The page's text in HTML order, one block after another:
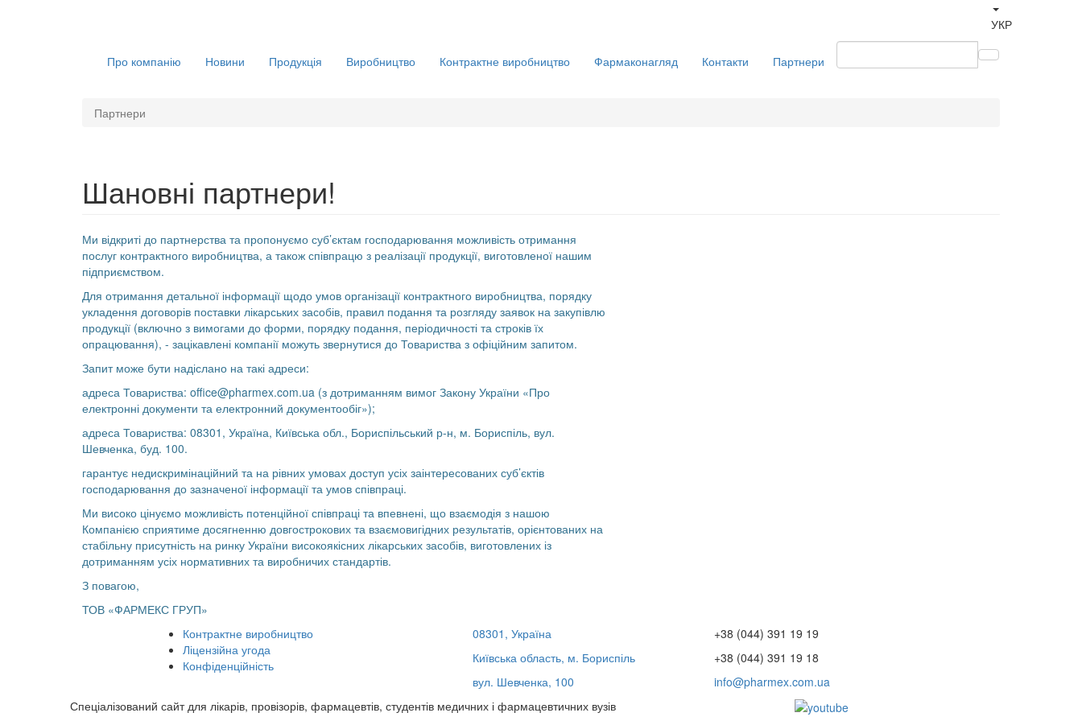
УКР
Про компанію Новини Продукція Виробництво Контрактне виробництво Фармаконагляд Контакти Партнери
Партнери
Шановні партнери!
Ми відкриті до партнерства та пропонуємо суб’єктам господарювання можливість отримання
послуг контрактного виробництва, а також співпрацю з реалізації продукції, виготовленої нашим
підприємством.
Для отримання детальної інформації щодо умов організації контрактного виробництва, порядку
укладення договорів поставки лікарських засобів, правил подання та розгляду заявок на закупівлю
продукції (включно з вимогами до форми, порядку подання, періодичності та строків їх
опрацювання), - зацікавлені компанії можуть звернутися до Товариства з офіційним запитом.
Запит може бути надіслано на такі адреси:
адреса Товариства: office@pharmex.com.ua (з дотриманням вимог Закону України «Про
електронні документи та електронний документообіг»);
адреса Товариства: 08301, Україна, Київська обл., Бориспільський р-н, м. Бориспіль, вул.
Шевченка, буд. 100.
гарантує недискримінаційний та на рівних умовах доступ усіх заінтересованих суб’єктів
господарювання до зазначеної інформації та умов співпраці.
Ми високо цінуємо можливість потенційної співпраці та впевнені, що взаємодія з нашою
Компанією сприятиме досягненню довгострокових та взаємовигідних результатів, орієнтованих на
стабільну присутність на ринку України високоякісних лікарських засобів, виготовлених із
дотриманням усіх нормативних та виробничих стандартів.
З повагою,
ТОВ «ФАРМЕКС ГРУП»
Контрактне виробництво
Ліцензійна угода
Конфіденційність
08301, Україна
Київська область, м. Бориспіль
вул. Шевченка, 100
+38 (044) 391 19 19
+38 (044) 391 19 18
info@pharmex.com.ua
Спеціалізований сайт для лікарів, провізорів, фармацевтів, студентів медичних і фармацевтичних вузів